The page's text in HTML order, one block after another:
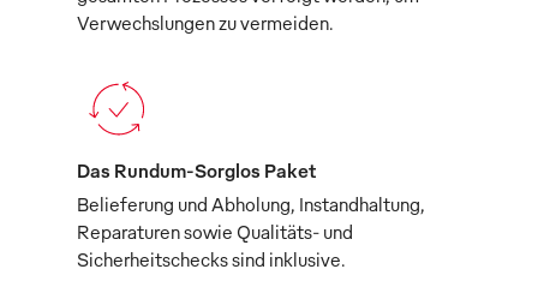
Verwechslungen zu vermeiden.
Das Rundum-Sorglos Paket
Belieferung und Abholung, Instandhaltung,
Reparaturen sowie Qualitäts- und
Sicherheitschecks sind inklusive.